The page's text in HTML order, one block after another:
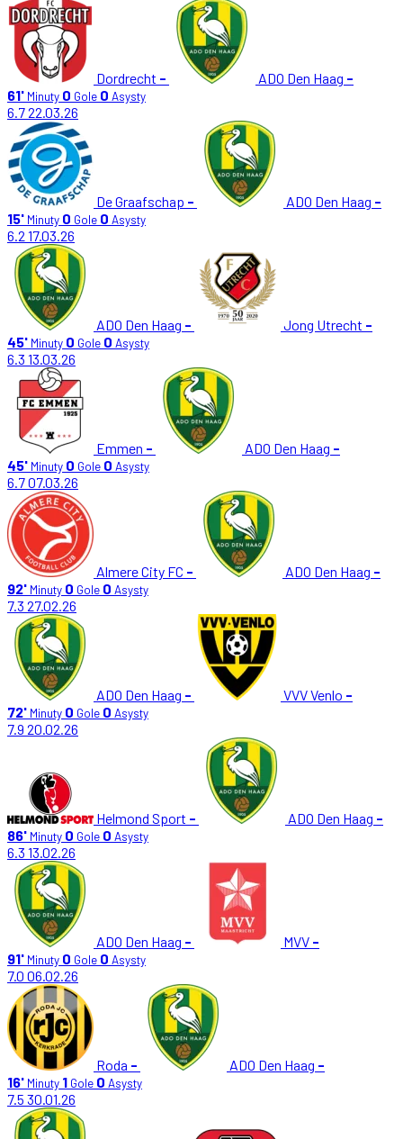
Dordrecht - ADO Den Haag -
61' Minuty 0 Gole 0 Asysty
6.722.03.26
De Graafschap - ADO Den Haag -
15' Minuty 0 Gole 0 Asysty
6.2 17.03.26
ADO Den Haag - Jong Utrecht -
45' Minuty 0 Gole 0 Asysty
6.3 13.03.26
Emmen - ADO Den Haag -
45' Minuty 0 Gole 0 Asysty
6.707.03.26
Almere City FC - ADO Den Haag -
92' Minuty 0 Gole 0 Asysty
7.3 27.02.26
ADO Den Haag - VVV Venlo -
72' Minuty 0 Gole 0 Asysty
7.9 20.02.26
Helmond Sport - ADO Den Haag -
86' Minuty 0 Gole 0 Asysty
6.3 13.02.26
ADO Den Haag - MVV -
91' Minuty 0 Gole 0 Asysty
7.0 06.02.26
Roda - ADO Den Haag -
16' Minuty 1 Gole 0 Asysty
7.5 30.01.26